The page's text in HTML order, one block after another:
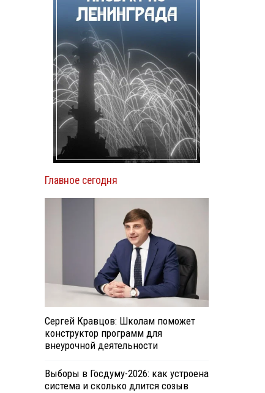
Главное сегодня
Сергей Кравцов: Школам поможет
конструктор программ для
внеурочной деятельности
Выборы в Госдуму-2026: как устроена
система и сколько длится созыв